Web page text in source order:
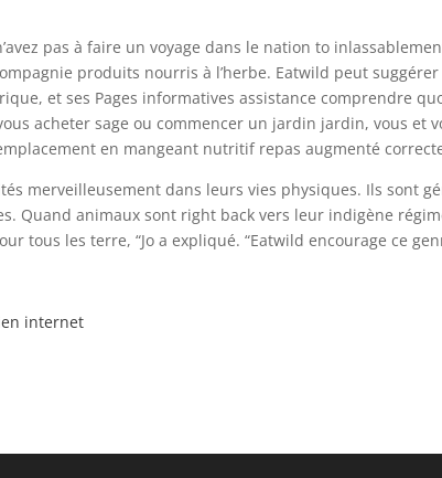
pas à faire un voyage dans le nation to
produits nourris à l’herbe. Eatwild peut
et ses Pages informatives assistance comprendre
acheter sage ou commencer un jardin jardin, vous et
en mangeant nutritif repas augmenté
merveilleusement dans leurs vies physiques. Ils sont
Quand animaux sont right back vers leur indigène
tous les terre, “Jo a expliqué. “Eatwild encourage ce
internet